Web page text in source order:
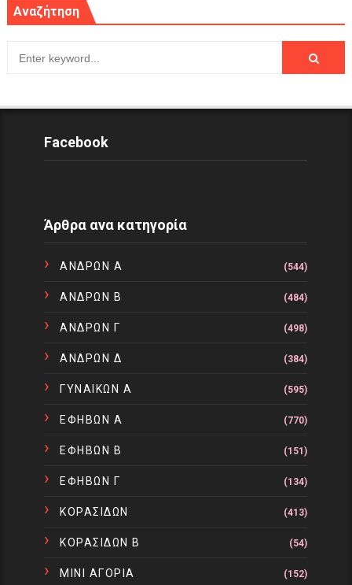
Αναζήτηση
Facebook
Άρθρα ανα κατηγορία
ΑΝΔΡΩΝ Α (544)
ΑΝΔΡΩΝ Β (484)
ΑΝΔΡΩΝ Γ (498)
ΑΝΔΡΩΝ Δ (384)
ΓΥΝΑΙΚΩΝ Α (595)
ΕΦΗΒΩΝ Α (770)
ΕΦΗΒΩΝ Β (151)
ΕΦΗΒΩΝ Γ (134)
ΚΟΡΑΣΙΔΩΝ (413)
ΚΟΡΑΣΙΔΩΝ Β (54)
ΜΙΝΙ ΑΓΟΡΙΑ (152)